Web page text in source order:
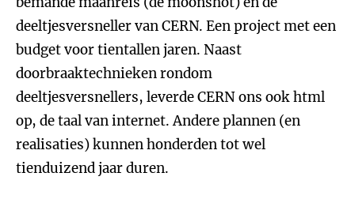
deeltjesversneller van CERN. Een project met een
budget voor tientallen jaren. Naast
doorbraaktechnieken rondom
deeltjesversnellers, leverde CERN ons ook html
op, de taal van internet. Andere plannen (en
realisaties) kunnen honderden tot wel
tienduizend jaar duren.